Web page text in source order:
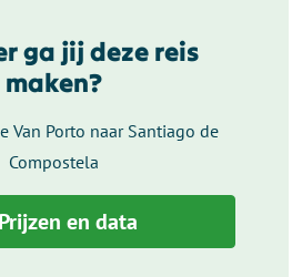
ga jij deze reis
maken?
Van Porto naar Santiago de
Compostela
Prijzen en data